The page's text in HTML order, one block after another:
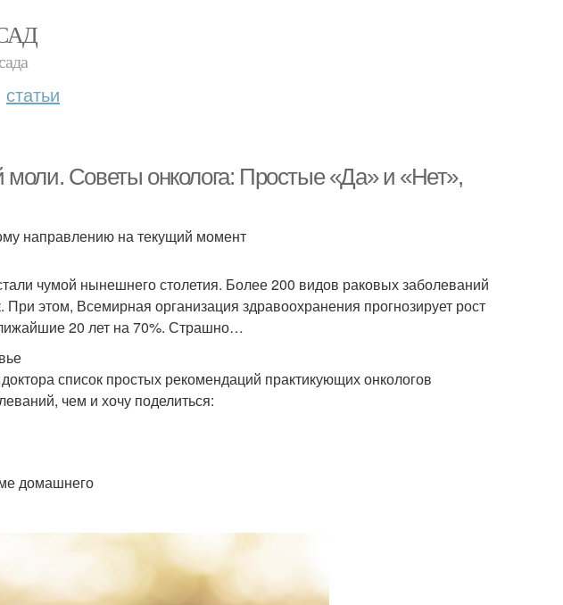
статьи
моли. Советы онколога: Простые «Да» и «Нет»,
направлению на текущий момент
чумой нынешнего столетия. Более 200 видов раковых заболеваний
этом, Всемирная организация здравоохранения прогнозирует рост
20 лет на 70%. Страшно…
список простых рекомендаций практикующих онкологов
чем и хочу поделиться:
домашнего